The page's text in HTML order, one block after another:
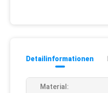
Detailinformationen
Material: